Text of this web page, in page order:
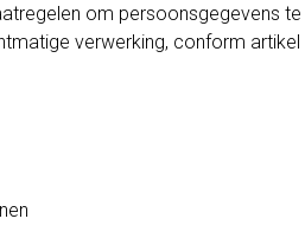
om persoonsgegevens te
verwerking, conform artikel